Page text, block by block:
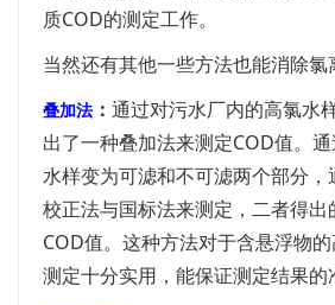
质COD的测定工作。
当然还有其他一些方法也能消除氯
叠加法 ： 通过对污水厂内的高氯水
出了一种叠加法来测定COD值。
水样变为可滤和不可滤两个部分
校正法与国标法来测定，二者得
COD值。这种方法对于含悬浮物
测定十分实用，能保证测定结果的